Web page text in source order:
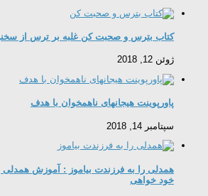
کتاب بترس و صحبت کن غلبه بر ترس از
ژوئن 12, 2018
پاورپوینت هيجانهای ناهمخوان با هدف
سپتامبر 14, 2018
همدلی را به فرزندت بیاموز : آموزش
خود خواهی